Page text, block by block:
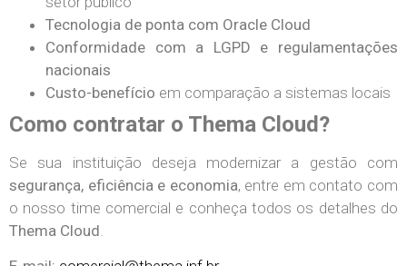
Tecnologia de ponta com Oracle Cloud
Conformidade com a LGPD e regulamentações
nacionais
Custo-benefício em comparação a sistemas locais
Como contratar o Thema Cloud?
Se sua instituição deseja modernizar a gestão com
segurança, eficiência e economia, entre em contato com
o nosso time comercial e conheça todos os detalhes do
Thema Cloud